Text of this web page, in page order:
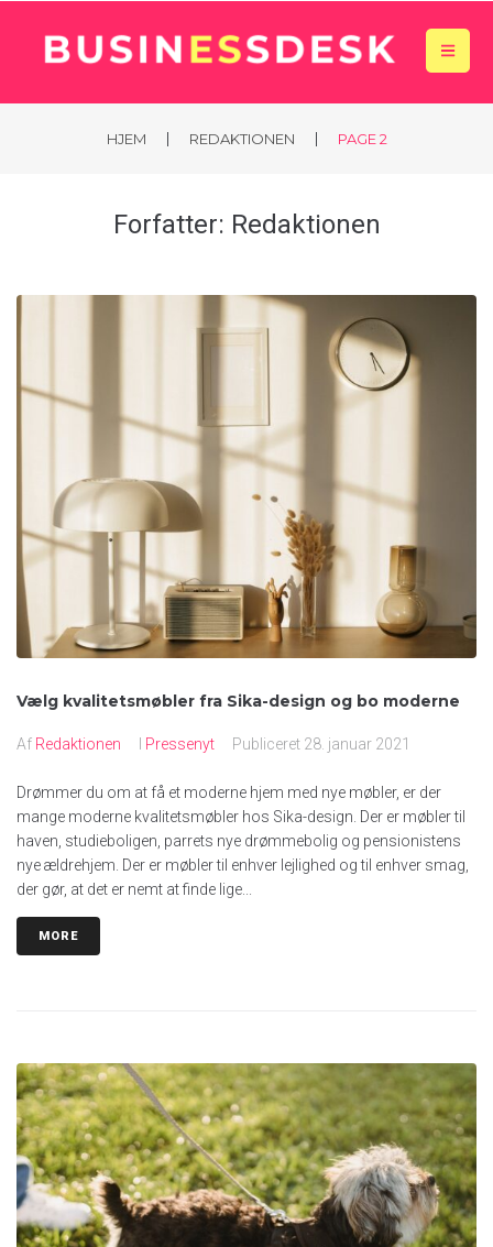
HJEM | REDAKTIONEN | PAGE 2
Forfatter: Redaktionen
Vælg kvalitetsmøbler fra Sika-design og bo moderne
Af Redaktionen I Pressenyt Publiceret 28. januar 2021
Drømmer du om at få et moderne hjem med nye møbler, er der
mange moderne kvalitetsmøbler hos Sika-design. Der er møbler til
haven, studieboligen, parrets nye drømmebolig og pensionistens
nye ældrehjem. Der er møbler til enhver lejlighed og til enhver smag,
der gør, at det er nemt at finde lige...
MORE